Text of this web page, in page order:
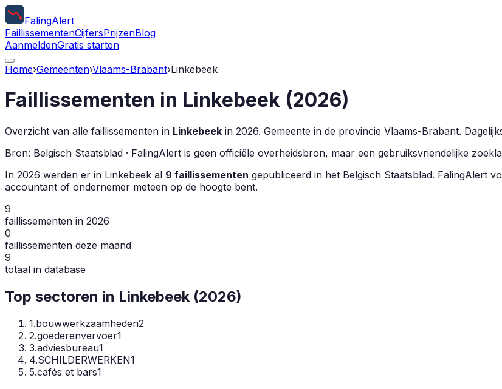
FalingAlert
FaillissementenCijfersPrijzenBlog
AanmeldenGratis starten
Home›Gemeenten›Vlaams-Brabant›Linkebeek
Faillissementen in Linkebeek (2026)
Overzicht van alle faillissementen in Linkebeek in 2026. Gemeente in de provincie Vlaams-Brabant.
Bron: Belgisch Staatsblad · FalingAlert is geen officiële overheidsbron, maar een gebruiksvriendelijke
In 2026 werden er in Linkebeek al 9 faillissementen gepubliceerd in het Belgisch Staatsblad. FalingAlert
accountant of ondernemer meteen op de hoogte bent.
9
faillissementen in 2026
0
faillissementen deze maand
9
totaal in database
Top sectoren in Linkebeek (2026)
1.bouwwerkzaamheden2
2.goederenvervoer1
3.adviesbureau1
4.SCHILDERWERKEN1
5.cafés et bars1